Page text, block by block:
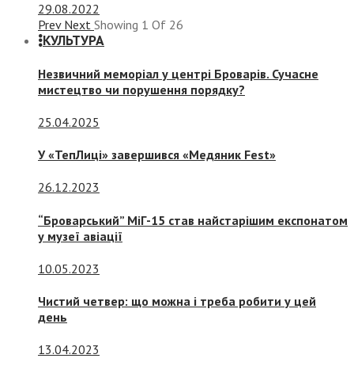
29.08.2022
Prev Next Showing 1 Of 26
КУЛЬТУРА
Незвичний меморіал у центрі Броварів. Сучасне
мистецтво чи порушення порядку?
25.04.2025
У «ТепЛиці» завершився «Медяник Fest»
26.12.2023
“Броварський” МіГ-15 став найстарішим експонатом
у музеї авіації
10.05.2023
Чистий четвер: що можна і треба робити у цей
день
13.04.2023